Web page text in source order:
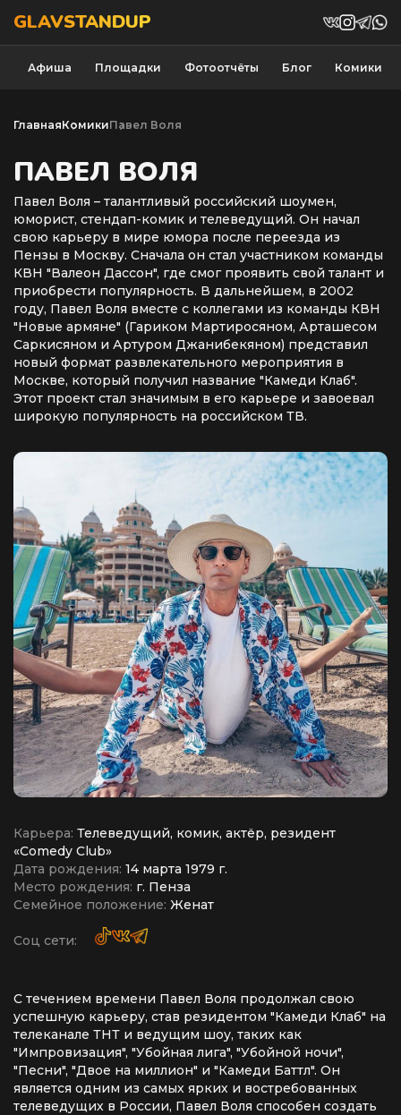
GLAVSTANDUP
Афиша Площадки Фотоотчёты Блог Комики
ГлавнаяКомикиПавел Воля
ПАВЕЛ ВОЛЯ
Павел Воля – талантливый российский шоумен,
юморист, стендап-комик и телеведущий. Он начал
свою карьеру в мире юмора после переезда из
Пензы в Москву. Сначала он стал участником команды
КВН "Валеон Дассон", где смог проявить свой талант и
приобрести популярность. В дальнейшем, в 2002
году, Павел Воля вместе с коллегами из команды КВН
"Новые армяне" (Гариком Мартиросяном, Арташесом
Саркисяном и Артуром Джанибекяном) представил
новый формат развлекательного мероприятия в
Москве, который получил название "Камеди Клаб".
Этот проект стал значимым в его карьере и завоевал
широкую популярность на российском ТВ.
Карьера: Телеведущий, комик, актёр, резидент
«Comedy Club»
Дата рождения: 14 марта ‎1979 ‎г.
Место рождения: г. Пенза
Семейное положение: Женат
Соц сети:
С течением времени Павел Воля продолжал свою
успешную карьеру, став резидентом "Камеди Клаб" на
телеканале ТНТ и ведущим шоу, таких как
"Импровизация", "Убойная лига", "Убойной ночи",
"Песни", "Двое на миллион" и "Камеди Баттл". Он
является одним из самых ярких и востребованных
телеведущих в России, Павел Воля способен создать